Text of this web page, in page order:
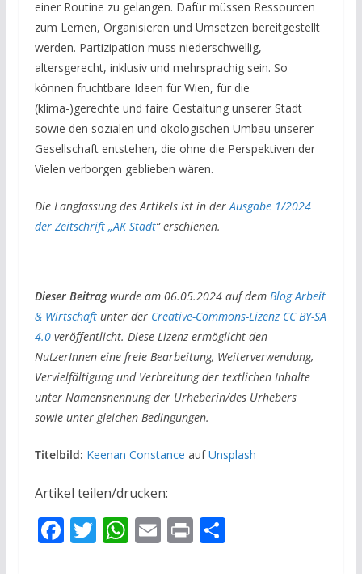
einer Routine zu gelangen. Dafür müssen Ressourcen
zum Lernen, Organisieren und Umsetzen bereitgestellt
werden. Partizipation muss niederschwellig,
altersgerecht, inklusiv und mehrsprachig sein. So
können fruchtbare Ideen für Wien, für die
(klima-)gerechte und faire Gestaltung unserer Stadt
sowie den sozialen und ökologischen Umbau unserer
Gesellschaft entstehen, die ohne die Perspektiven der
Vielen verborgen geblieben wären.
Die Langfassung des Artikels ist in der Ausgabe 1/2024
der Zeitschrift „AK Stadt“ erschienen.
Dieser Beitragwurde am 06.05.2024auf dem Blog Arbeit
& Wirtschaftunter der Creative-Commons-Lizenz CC BY-SA
4.0veröffentlicht. Diese Lizenz ermöglicht den
NutzerInnen eine freie Bearbeitung, Weiterverwendung,
Vervielfältigung und Verbreitung der textlichen Inhalte
unter Namensnennung der Urheberin/des Urhebers
sowie unter gleichen Bedingungen.
Titelbild: Keenan Constance aufUnsplash
Artikel teilen/drucken:
F T W E PrT